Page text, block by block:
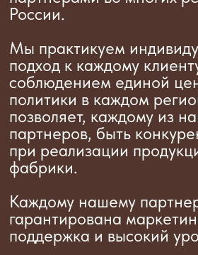
Яндекс Карты — транспорт, навигация, поиск мест
Григина Оксана Ивановна
+7 910 041 20-65
Менеджер по продажам ВЭД
sladeia.export@yandex.ru
По вопросам закупки сырья
и упаковки:
andrewgalaev@yandex.ru
sergey.atin-sladeia@yandex.ru